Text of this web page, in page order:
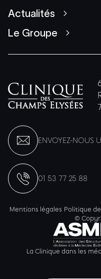
Actualités
Le Groupe
ENVOYEZ-NOUS
01 53 77 25 88
Mentions légales Politique
©
La Clinique dans les